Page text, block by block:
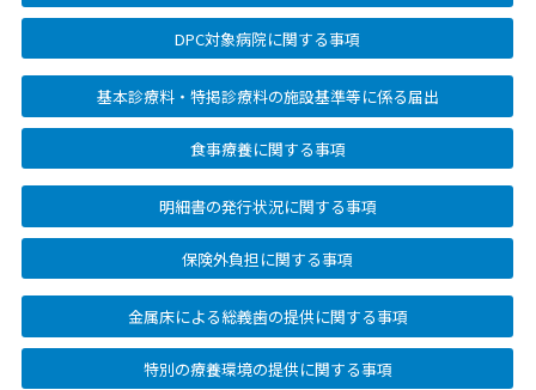
DPC対象病院に関する事項
基本診療料・特掲診療料の施設基準等に係る届出
食事療養に関する事項
明細書の発行状況に関する事項
保険外負担に関する事項
金属床による総義歯の提供に関する事項
特別の療養環境の提供に関する事項